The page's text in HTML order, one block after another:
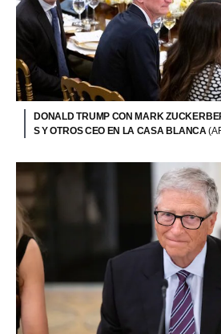
DONALD TRUMP CON MARK
S Y OTROS CEO EN LA CASA BLANCA